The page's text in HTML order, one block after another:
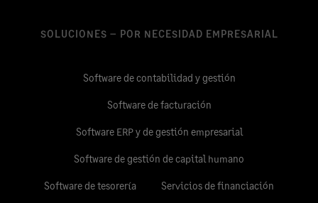
SOLUCIONES – POR NECESIDAD EMPRESARIAL
Software de contabilidad y gestión
Software de facturación
Software ERP y de gestión empresarial
Software de gestión de capital humano
Software de tesorería Servicios de financiación